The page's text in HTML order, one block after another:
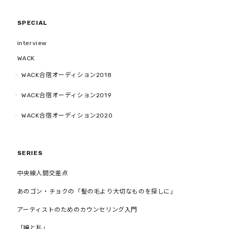
SPECIAL
interview
WACK
WACK合宿オーディション2018
WACK合宿オーディション2019
WACK合宿オーディション2020
SERIES
中央線人間交差点
あのゴン・チョクの「髪の毛より大切なものを探しに」
アーティストのためのカウンセリング入門